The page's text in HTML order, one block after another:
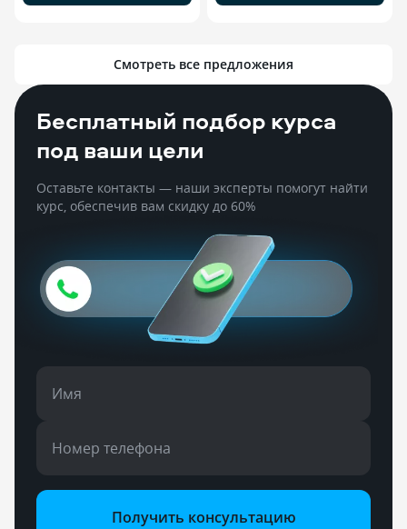
Смотреть все предложения
Бесплатный подбор курса
под ваши цели
Оставьте контакты — наши эксперты помогут найти
курс, обеспечив вам скидку до 60%
Имя
Номер телефона
Получить консультацию